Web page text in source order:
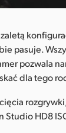
pasuje.
pozwala
dla tego
Studio HD8